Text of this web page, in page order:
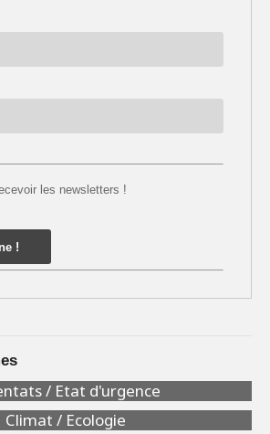
les newsletters !
/ Etat d'urgence
Climat / Ecologie